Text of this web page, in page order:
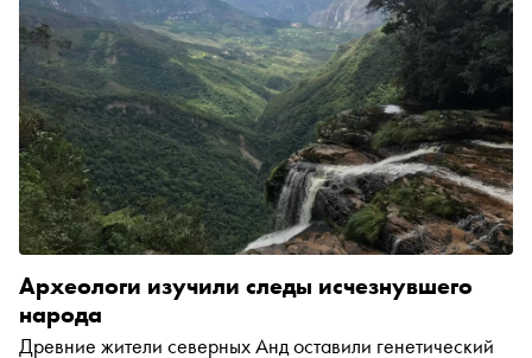
Археологи изучили следы исчезнувшего
народа
Древние жители северных Анд оставили генетический